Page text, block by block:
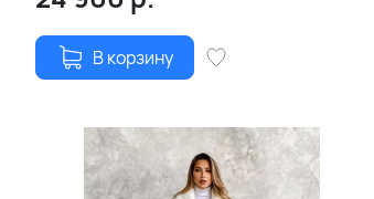
В корзину